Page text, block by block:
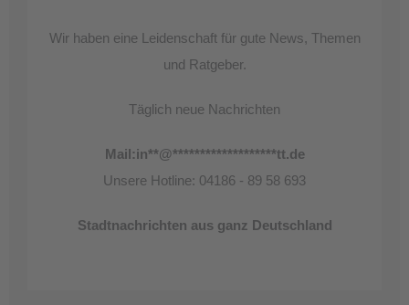
Wir haben eine Leidenschaft für gute News, Themen
und Ratgeber.
Täglich neue Nachrichten
Mail:in**@*******************tt.de
Unsere Hotline: 04186 - 89 58 693
Stadtnachrichten aus ganz Deutschland